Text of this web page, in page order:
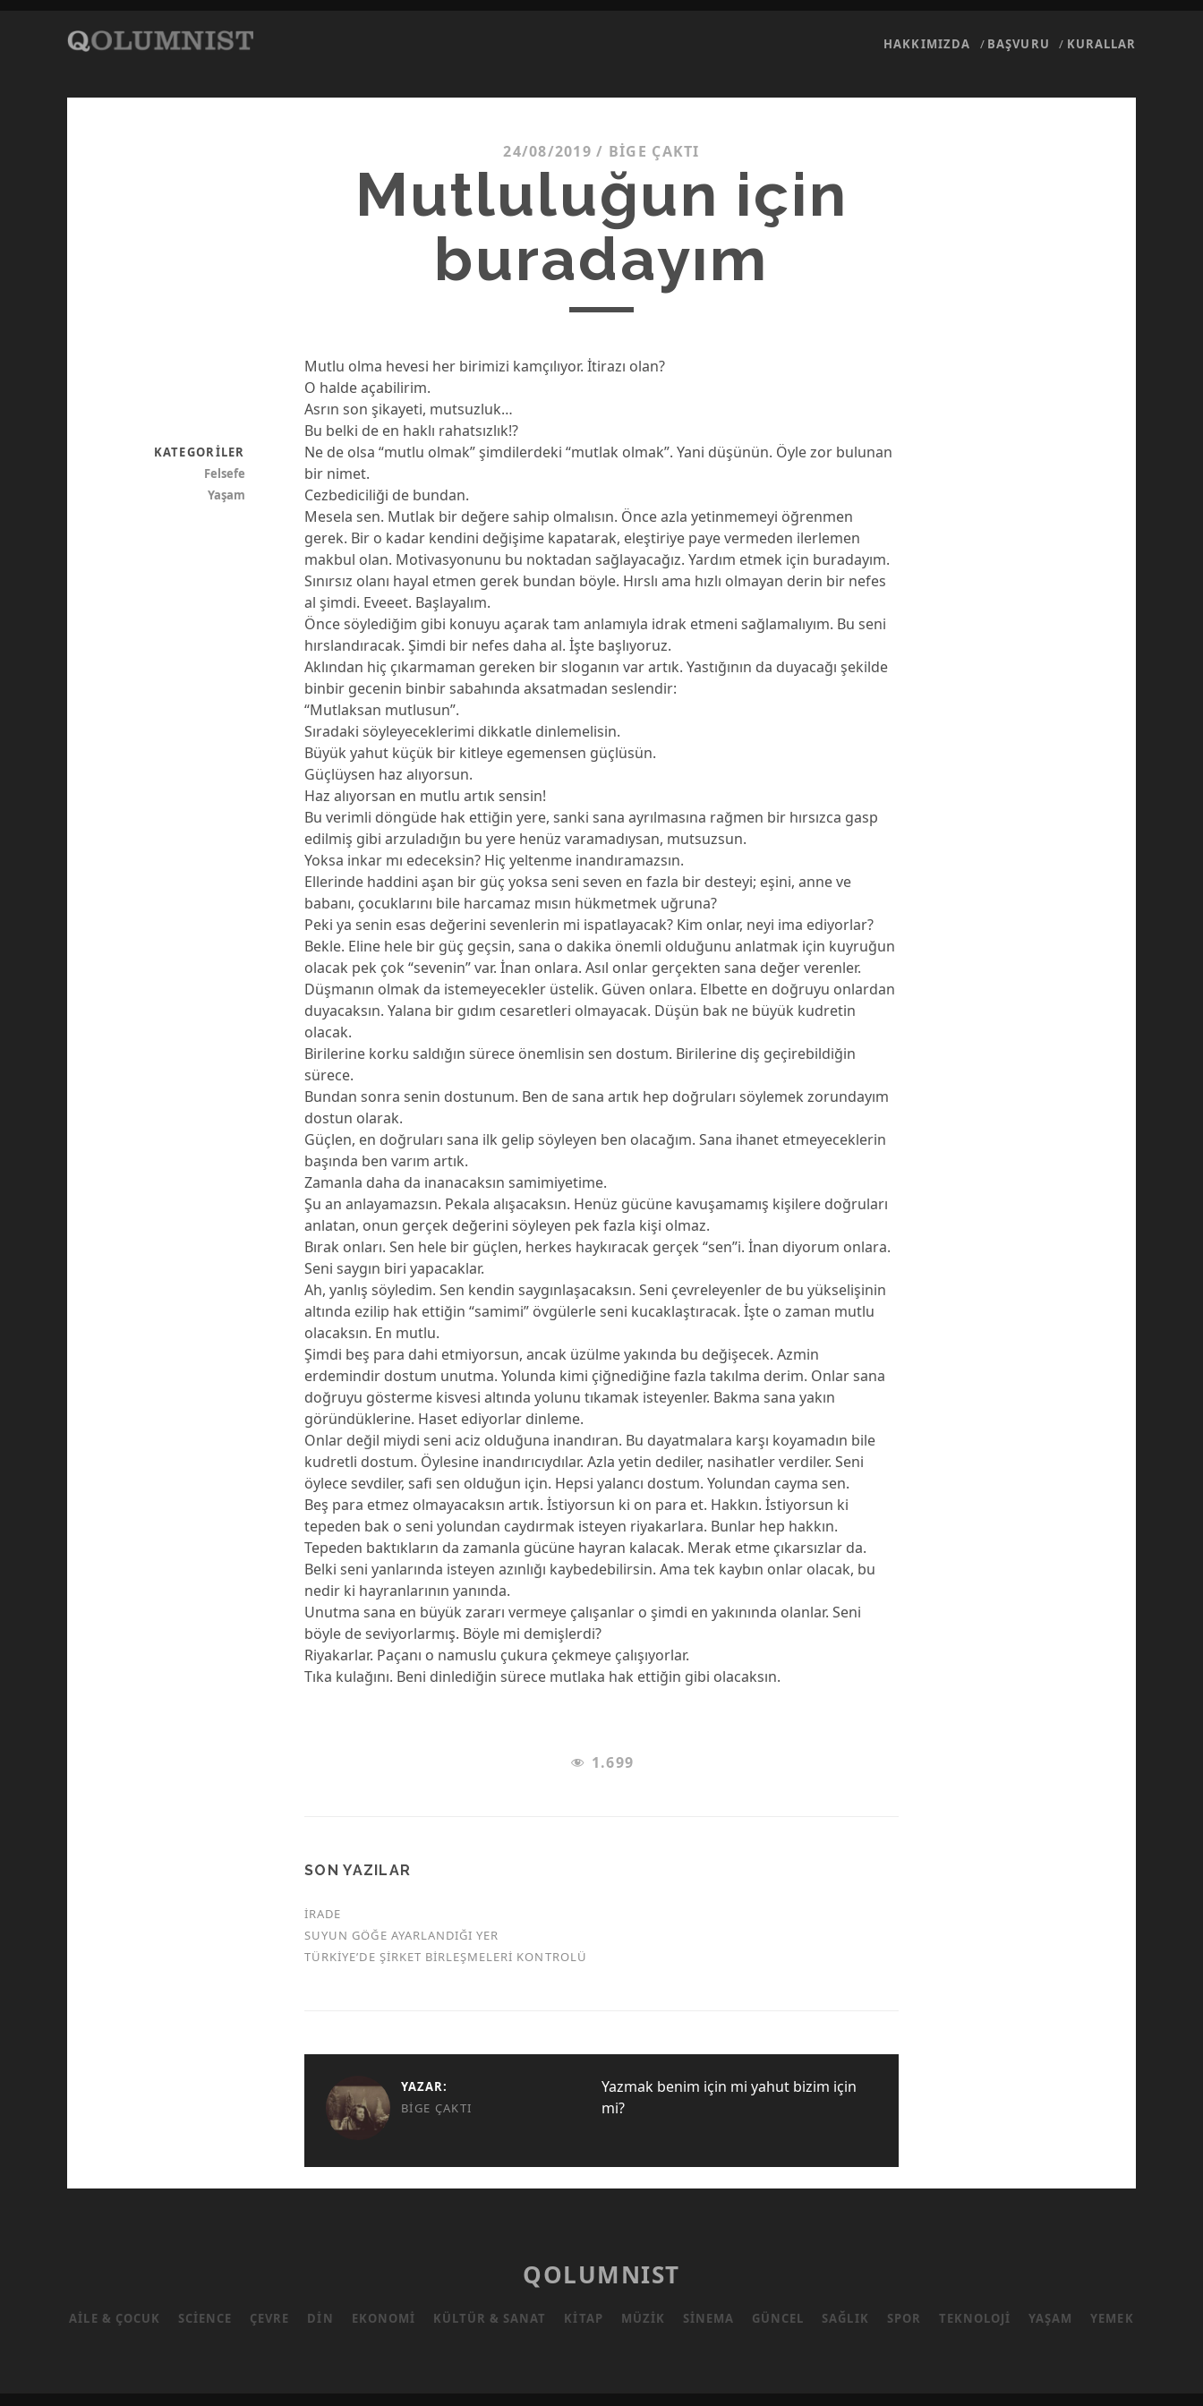
HAKKIMIZDA BAŞVURU KURALLAR
24/08/2019 / BIGE ÇAKTI
Mutluluğun için
buradayım
Mutlu olma hevesi her birimizi kamçılıyor. İtirazı olan?
O halde açabilirim.
Asrın son şikayeti, mutsuzluk…
Bu belki de en haklı rahatsızlık!?
Ne de olsa “mutlu olmak” şimdilerdeki “mutlak olmak”. Yani düşünün. Öyle zor bulunan
bir nimet.
Cezbediciliği de bundan.
Mesela sen. Mutlak bir değere sahip olmalısın. Önce azla yetinmemeyi öğrenmen
gerek. Bir o kadar kendini değişime kapatarak, eleştiriye paye vermeden ilerlemen
makbul olan. Motivasyonunu bu noktadan sağlayacağız. Yardım etmek için buradayım.
Sınırsız olanı hayal etmen gerek bundan böyle. Hırslı ama hızlı olmayan derin bir nefes
al şimdi. Eveeet. Başlayalım.
Önce söylediğim gibi konuyu açarak tam anlamıyla idrak etmeni sağlamalıyım. Bu seni
hırslandıracak. Şimdi bir nefes daha al. İşte başlıyoruz.
Aklından hiç çıkarmaman gereken bir sloganın var artık. Yastığının da duyacağı şekilde
binbir gecenin binbir sabahında aksatmadan seslendir:
“Mutlaksan mutlusun”.
Sıradaki söyleyeceklerimi dikkatle dinlemelisin.
Büyük yahut küçük bir kitleye egemensen güçlüsün.
Güçlüysen haz alıyorsun.
Haz alıyorsan en mutlu artık sensin!
Bu verimli döngüde hak ettiğin yere, sanki sana ayrılmasına rağmen bir hırsızca gasp
edilmiş gibi arzuladığın bu yere henüz varamadıysan, mutsuzsun.
Yoksa inkar mı edeceksin? Hiç yeltenme inandıramazsın.
Ellerinde haddini aşan bir güç yoksa seni seven en fazla bir desteyi; eşini, anne ve
babanı, çocuklarını bile harcamaz mısın hükmetmek uğruna?
Peki ya senin esas değerini sevenlerin mi ispatlayacak? Kim onlar, neyi ima ediyorlar?
Bekle. Eline hele bir güç geçsin, sana o dakika önemli olduğunu anlatmak için kuyruğun
olacak pek çok “sevenin” var. İnan onlara. Asıl onlar gerçekten sana değer verenler.
Düşmanın olmak da istemeyecekler üstelik. Güven onlara. Elbette en doğruyu onlardan
duyacaksın. Yalana bir gıdım cesaretleri olmayacak. Düşün bak ne büyük kudretin
olacak.
Birilerine korku saldığın sürece önemlisin sen dostum. Birilerine diş geçirebildiğin
sürece.
Bundan sonra senin dostunum. Ben de sana artık hep doğruları söylemek zorundayım
dostun olarak.
Güçlen, en doğruları sana ilk gelip söyleyen ben olacağım. Sana ihanet etmeyeceklerin
başında ben varım artık.
Zamanla daha da inanacaksın samimiyetime.
Şu an anlayamazsın. Pekala alışacaksın. Henüz gücüne kavuşamamış kişilere doğruları
anlatan, onun gerçek değerini söyleyen pek fazla kişi olmaz.
Bırak onları. Sen hele bir güçlen, herkes haykıracak gerçek “sen”i. İnan diyorum onlara.
Seni saygın biri yapacaklar.
Ah, yanlış söyledim. Sen kendin saygınlaşacaksın. Seni çevreleyenler de bu yükselişinin
altında ezilip hak ettiğin “samimi” övgülerle seni kucaklaştıracak. İşte o zaman mutlu
olacaksın. En mutlu.
Şimdi beş para dahi etmiyorsun, ancak üzülme yakında bu değişecek. Azmin
erdemindir dostum unutma. Yolunda kimi çiğnediğine fazla takılma derim. Onlar sana
doğruyu gösterme kisvesi altında yolunu tıkamak isteyenler. Bakma sana yakın
göründüklerine. Haset ediyorlar dinleme.
Onlar değil miydi seni aciz olduğuna inandıran. Bu dayatmalara karşı koyamadın bile
kudretli dostum. Öylesine inandırıcıydılar. Azla yetin dediler, nasihatler verdiler. Seni
öylece sevdiler, safi sen olduğun için. Hepsi yalancı dostum. Yolundan cayma sen.
Beş para etmez olmayacaksın artık. İstiyorsun ki on para et. Hakkın. İstiyorsun ki
tepeden bak o seni yolundan caydırmak isteyen riyakarlara. Bunlar hep hakkın.
Tepeden baktıkların da zamanla gücüne hayran kalacak. Merak etme çıkarsızlar da.
Belki seni yanlarında isteyen azınlığı kaybedebilirsin. Ama tek kaybın onlar olacak, bu
nedir ki hayranlarının yanında.
Unutma sana en büyük zararı vermeye çalışanlar o şimdi en yakınında olanlar. Seni
böyle de seviyorlarmış. Böyle mi demişlerdi?
Riyakarlar. Paçanı o namuslu çukura çekmeye çalışıyorlar.
Tıka kulağını. Beni dinlediğin sürece mutlaka hak ettiğin gibi olacaksın.
1.699
SON YAZILAR
İRADE
SUYUN GÖĞE AYARLANDIĞI YER
TÜRKİYE’DE ŞİRKET BİRLEŞMELERİ KONTROLÜ
KATEGORILER
Felsefe
Yaşam
YAZAR:
BIGE ÇAKTI
Yazmak benim için mi yahut bizim için
mi?
QOLUMNIST
AILE & ÇOCUK SCIENCE ÇEVRE DIN EKONOMI KÜLTÜR & SANAT KITAP MÜZIK SINEMA GÜNCEL SAĞLIK SPOR TEKNOLOJI YAŞAM YEMEK